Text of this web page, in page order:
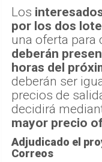
Los
por los dos
una oferta para
deberán
horas del
deberán ser
precios de
decidirá
mayor precio
Adjudicado el
Correos